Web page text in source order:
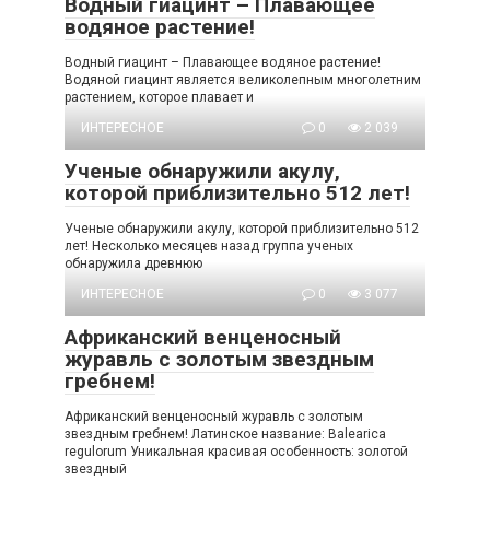
Водный гиацинт – Плавающее
водяное растение!
Водный гиацинт – Плавающее водяное растение!
Водяной гиацинт является великолепным многолетним
растением, которое плавает и
ИНТЕРЕСНОЕ
0 2 039
Ученые обнаружили акулу,
которой приблизительно 512 лет!
Ученые обнаружили акулу, которой приблизительно 512
лет! Несколько месяцев назад группа ученых
обнаружила древнюю
ИНТЕРЕСНОЕ
0 3 077
Африканский венценосный
журавль с золотым звездным
гребнем!
Африканский венценосный журавль с золотым
звездным гребнем! Латинское название: Balearica
regulorum Уникальная красивая особенность: золотой
звездный